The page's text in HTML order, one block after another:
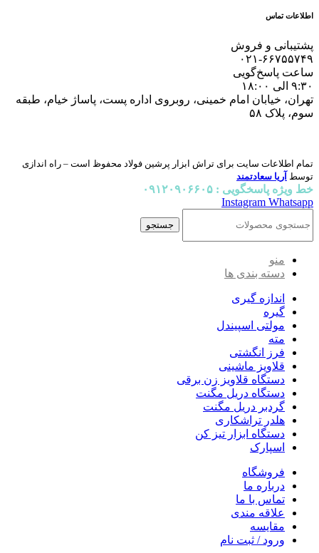
اطلاعات تماس
پشتیبانی و فروش
۰۲۱-۶۶۷۵۵۷۴۹
ساعت پاسخ‌گویی
۹:۳۰ الی ۱۸:۰۰
تهران، خیابان امام خمینی، روبروی اداره پست، پاساژ خیام، طبقه
سوم، پلاک ۵۸
تمام اطلاعات سایت برای تراش ابزار پرشین فولاد محفوظ است – راه اندازی
توسط آریا سعادتمند
خط ویژه پاسخگویی : ۰۹۱۲۰۹۰۶۶۰۵
Instagram Whatsapp
جستجو
منو
دسته بندی ها
اندازه گیری
گیره
مولتی اسپیندل
مته
فرز انگشتی
قلاویز ماشینی
دستگاه قلاویز زن برقی
دستگاه دریل مگنت
گردبر دریل مگنت
هلدر تراشکاری
دستگاه ابزار تیز کن
اسپارک
فروشگاه
درباره ما
تماس با ما
علاقه مندی
مقایسه
ورود / ثبت نام